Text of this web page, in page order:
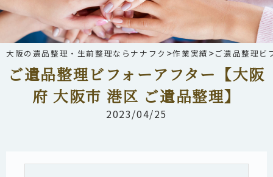
大阪の遺品整理・生前整理ならナナフク >作業実績 >ご遺品整理ビ
ご遺品整理ビフォーアフター【大阪
府 大阪市 港区 ご遺品整理】
2023/04/25